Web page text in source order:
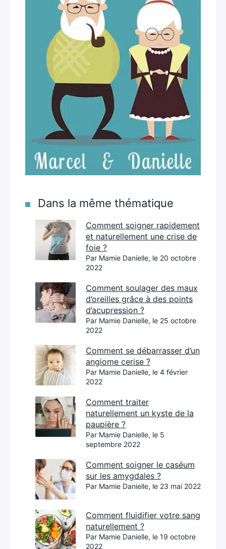
Dans la même thématique
Comment soigner rapidement
et naturellement une crise de
foie ?
Par Mamie Danielle, le 20 octobre
2022
Comment soulager des maux
d’oreilles grâce à des points
d’acupression ?
Par Mamie Danielle, le 25 octobre
2022
Comment se débarrasser d’un
angiome cerise ?
Par Mamie Danielle, le 4 février
2022
Comment traiter
naturellement un kyste de la
paupière ?
Par Mamie Danielle, le 5
septembre 2022
Comment soigner le caséum
sur les amygdales ?
Par Mamie Danielle, le 23 mai 2022
Comment fluidifier votre sang
naturellement ?
Par Mamie Danielle, le 19 octobre
2022